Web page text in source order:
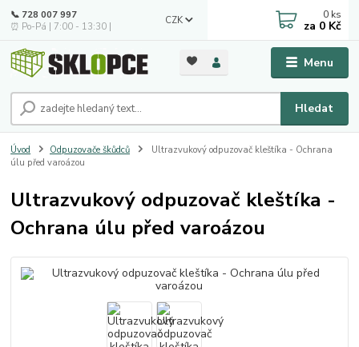
Menu
CZK
Hledat
📞 728 007 997
⏰ Po-Pá | 7:00 - 13:30 |
0 ks
za 0 Kč
Úvod Odpuzovače škůdců
Ultrazvukový odpuzovač kleštíka - Ochrana
úlu před varoázou
Ultrazvukový odpuzovač kleštíka -
Ochrana úlu před varoázou